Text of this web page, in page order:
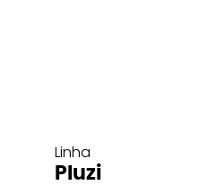
Linha
Pluzi